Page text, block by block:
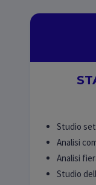
Studio
Analisi
Analisi
Studio